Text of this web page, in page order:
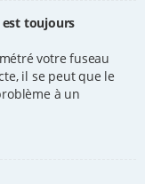
est toujours
votre fuseau
il se peut que le
à un